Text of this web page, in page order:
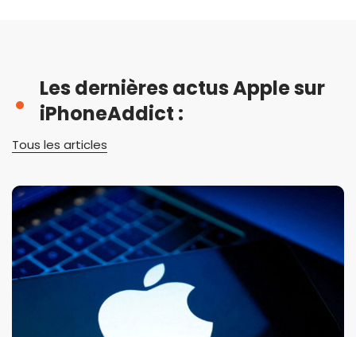
Les dernières actus Apple sur
iPhoneAddict :
Tous les articles